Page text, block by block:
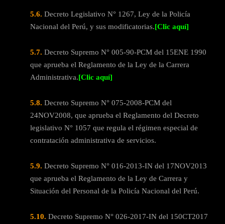
5.6. Decreto Legislativo N° 1267, Ley de la Policía
Nacional del Perú, y sus modificatorias.[Clic aquí]
5.7. Decreto Supremo N° 005-90-PCM del 15ENE 1990
que aprueba el Reglamento de la Ley de la Carrera
Administrativa.[Clic aquí]
5.8. Decreto Supremo N° 075-2008-PCM del
24NOV2008, que aprueba el Reglamento del Decreto
legislativo N° 1057 que regula el régimen especial de
contratación administrativa de servicios.
5.9. Decreto Supremo N° 016-2013-IN del 17NOV2013
que aprueba el Reglamento de la Ley de Carrera y
Situación del Personal de la Policía Nacional del Perú.
5.10. Decreto Supremo N° 026-2017-IN del 150CT2017